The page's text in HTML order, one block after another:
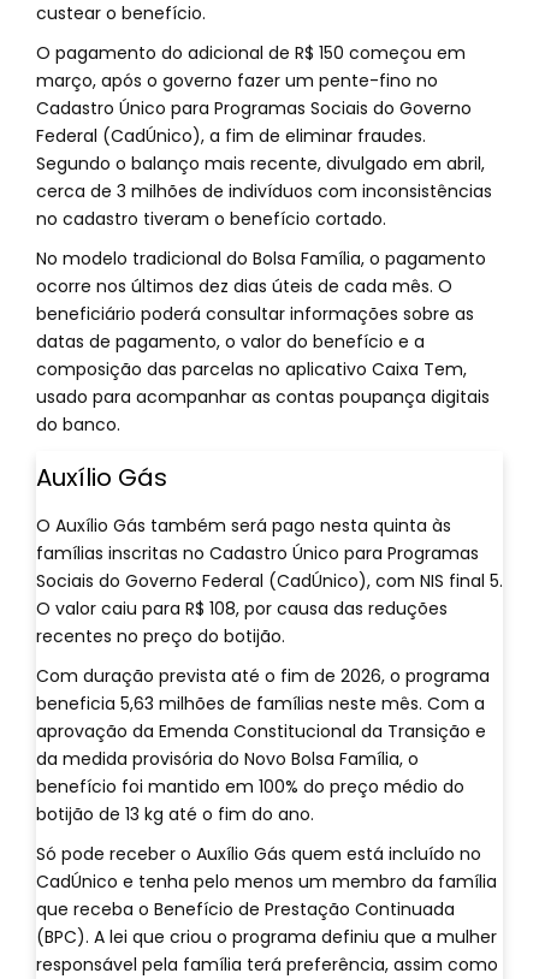
custear o benefício.
O pagamento do adicional de R$ 150 começou em
março, após o governo fazer um pente-fino no
Cadastro Único para Programas Sociais do Governo
Federal (CadÚnico), a fim de eliminar fraudes.
Segundo o balanço mais recente, divulgado em abril,
cerca de 3 milhões de indivíduos com inconsistências
no cadastro tiveram o benefício cortado.
No modelo tradicional do Bolsa Família, o pagamento
ocorre nos últimos dez dias úteis de cada mês. O
beneficiário poderá consultar informações sobre as
datas de pagamento, o valor do benefício e a
composição das parcelas no aplicativo Caixa Tem,
usado para acompanhar as contas poupança digitais
do banco.
Auxílio Gás
O Auxílio Gás também será pago nesta quinta às
famílias inscritas no Cadastro Único para Programas
Sociais do Governo Federal (CadÚnico), com NIS final 5.
O valor caiu para R$ 108, por causa das reduções
recentes no preço do botijão.
Com duração prevista até o fim de 2026, o programa
beneficia 5,63 milhões de famílias neste mês. Com a
aprovação da Emenda Constitucional da Transição e
da medida provisória do Novo Bolsa Família, o
benefício foi mantido em 100% do preço médio do
botijão de 13 kg até o fim do ano.
Só pode receber o Auxílio Gás quem está incluído no
CadÚnico e tenha pelo menos um membro da família
que receba o Benefício de Prestação Continuada
(BPC). A lei que criou o programa definiu que a mulher
responsável pela família terá preferência, assim como